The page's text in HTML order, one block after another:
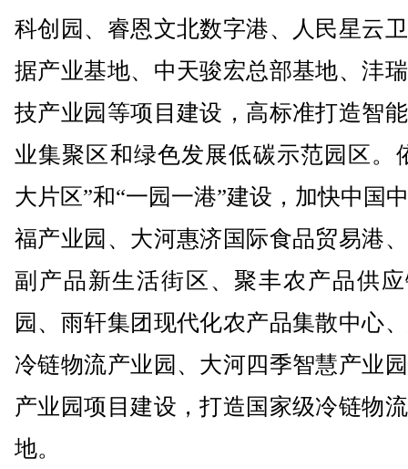
科创园、睿恩文北数字港、人民星云
据产业基地、中天骏宏总部基地、沣
技产业园等项目建设，高标准打造智
业集聚区和绿色发展低碳示范园区。
大片区”和“一园一港”建设，加快中国
福产业园、大河惠济国际食品贸易港
副产品新生活街区、聚丰农产品供
园、雨轩集团现代化农产品集散中心
冷链物流产业园、大河四季智慧产业
产业园项目建设，打造国家级冷链物
地。